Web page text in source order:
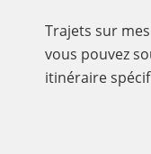
Trajets sur
vous pouvez
itinéraire